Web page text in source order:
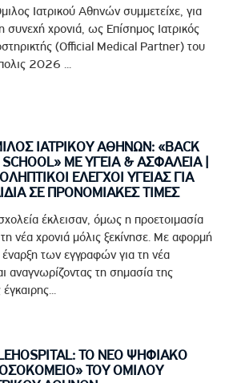
Ιατρικού Αθηνών συμμετείχε, για
συνεχή χρονιά, ως Επίσημος Ιατρικός
(Official Medical Partner) του
2026 ...
ΙΑΤΡΙΚΟΥ ΑΘΗΝΩΝ: «BACK
SCHOOL» ΜΕ ΥΓΕΙΑ & ΑΣΦΑΛΕΙΑ |
ΕΛΕΓΧΟΙ ΥΓΕΙΑΣ ΓΙΑ
ΣΕ ΠΡΟΝΟΜΙΑΚΕΣ ΤΙΜΕΣ
έκλεισαν, όμως η προετοιμασία
τη νέα χρονιά μόλις ξεκίνησε. Με αφορμή
έναρξη των εγγραφών για τη νέα
αναγνωρίζοντας τη σημασία της
ΤΟ ΝΕΟ ΨΗΦΙΑΚΟ
ΤΟΥ ΟΜΙΛΟΥ